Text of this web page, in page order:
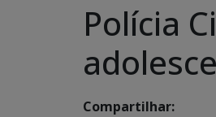
Polícia
Compartilhar: